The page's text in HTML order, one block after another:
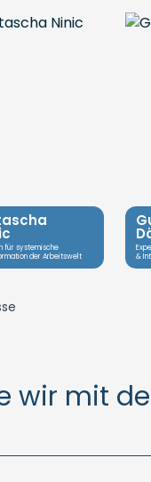
für systemische
der Arbeitswelt
&
wir mit